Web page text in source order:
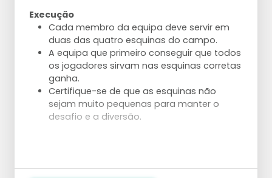
Faça o levantamento em um movimento
dinâmico na linha do ombro do atacante.
Use uma perna de apoio em uma pequena
posição de lunge para iniciar o
levantamento.
Aanpassingen
Comece com um serviço muito fácil para
passes consistentes.
Aumente a pressão do passe com um
Execução
Cada membro da equipa deve servir em
duas das quatro esquinas do campo.
A equipa que primeiro conseguir que todos
os jogadores sirvam nas esquinas corretas
ganha.
Certifique-se de que as esquinas não
sejam muito pequenas para manter o
desafio e a diversão.